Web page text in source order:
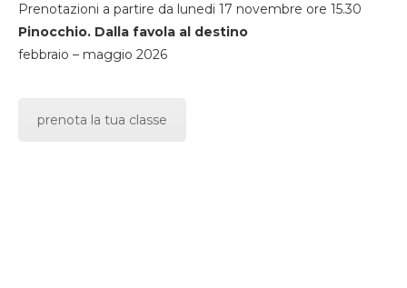
Prenotazioni a partire da lunedi 17 novembre ore 15.30
Pinocchio. Dalla favola al destino
febbraio – maggio 2026
prenota la tua classe